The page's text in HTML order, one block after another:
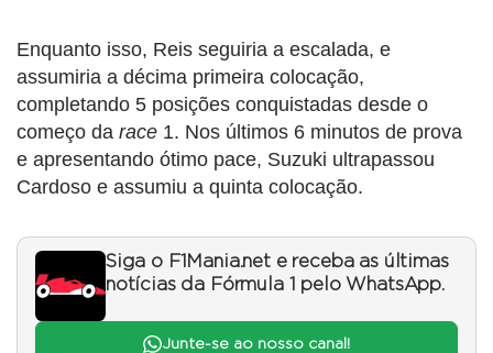
Enquanto isso, Reis seguiria a escalada, e
assumiria a décima primeira colocação,
completando 5 posições conquistadas desde o
começo da race 1. Nos últimos 6 minutos de prova
e apresentando ótimo pace, Suzuki ultrapassou
Cardoso e assumiu a quinta colocação.
Siga o F1Mania.net e receba as últimas
notícias da Fórmula 1 pelo WhatsApp.
Junte-se ao nosso canal!